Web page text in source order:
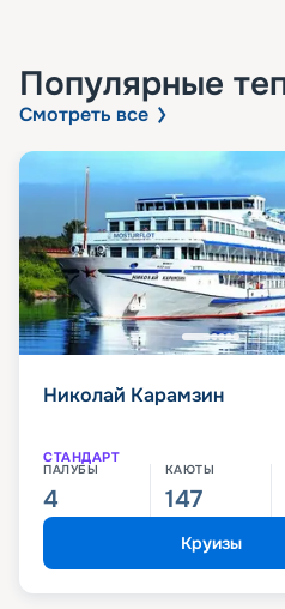
Популярные
Смотреть все
Николай Карамзин
СТАНДАРТ
ПАЛУБЫ
4
КАЮТЫ
147
Круизы